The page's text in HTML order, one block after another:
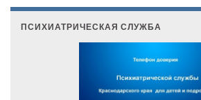
ПСИХИАТРИЧЕСКАЯ СЛУЖБА